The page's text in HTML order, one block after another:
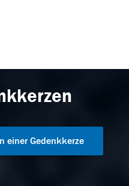
einer Gedenkkerze